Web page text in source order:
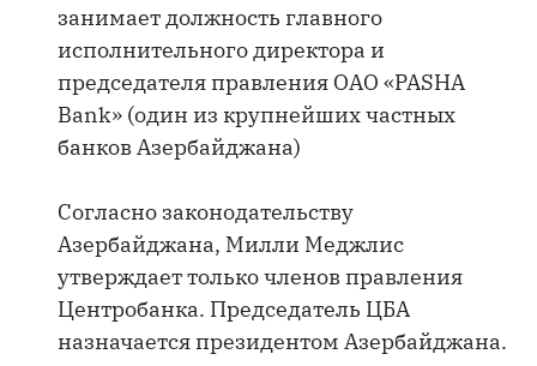
занимает должность главного
исполнительного директора и
председателя правления ОАО «PASHA
Bank» (один из крупнейших частных
банков Азербайджана)
Согласно законодательству
Азербайджана, Милли Меджлис
утверждает только членов правления
Центробанка. Председатель ЦБА
назначается президентом Азербайджана.